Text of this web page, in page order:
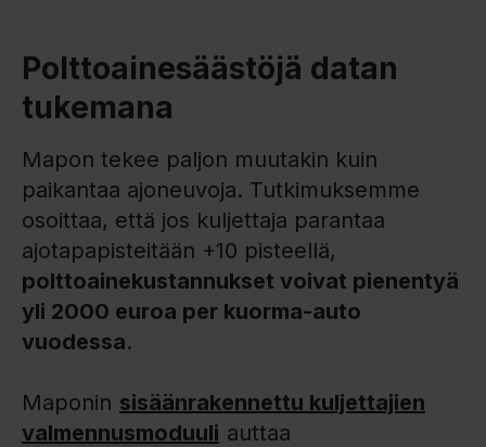
Polttoainesäästöjä datan
tukemana
Mapon tekee paljon muutakin kuin
paikantaa ajoneuvoja. Tutkimuksemme
osoittaa, että jos kuljettaja parantaa
ajotapapisteitään +10 pisteellä,
polttoainekustannukset voivat pienentyä
yli 2000 euroa per kuorma-auto
vuodessa.
Maponin sisäänrakennettu kuljettajien
valmennusmoduuli auttaa